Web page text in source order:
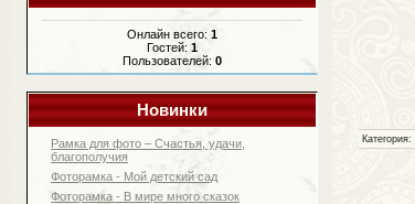
Онлайн всего: 1
Гостей: 1
Пользователей: 0
Новинки
Рамка для фото – Счастья, удачи,
благополучия
Фоторамка - Мой детский сад
Фоторамка - В мире много сказок
Категория: